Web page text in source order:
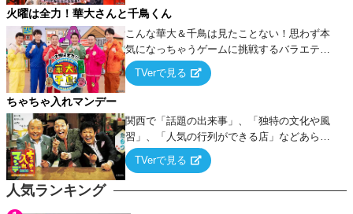
人気ランキング
火曜は全力！華大さんと千鳥くん
こんな華大＆千鳥は見たことない！思わず本
気になっちゃうゲームに挑戦するバラエティ
ー！
TVerで見る
ちゃちゃ入れマンデー
関西で「話題の出来事」、「独特の文化や風
習」、「人気の行列ができる店」などあらゆ
るテーマについて好き放題にちゃちゃを入れ
ていく関西色を前面に押し出したトークバラ
TVerで見る